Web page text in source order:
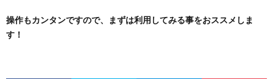
操作もカンタンですので、まずは利用してみる事をおススメしま
す！